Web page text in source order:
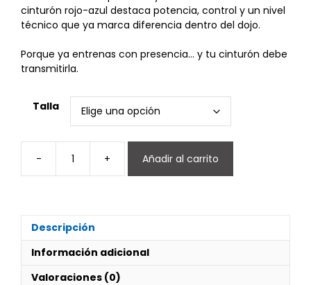
desde
6,00 €
7,00 €
cinturón rojo-azul destaca potencia, control y un nivel
técnico que ya marca diferencia dentro del dojo.
Porque ya entrenas con presencia… y tu cinturón debe
transmitirla.
Talla
-
Cinturón
rojo
cantidad
+ Añadir al carrito
Descripción
Información adicional
Valoraciones (0)